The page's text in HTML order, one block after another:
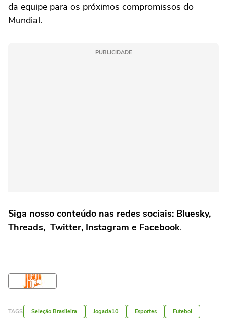
da equipe para os próximos compromissos do
Mundial.
PUBLICIDADE
Siga nosso conteúdo nas redes sociais: Bluesky,
Threads, Twitter, Instagram e Facebook.
TAGS Seleção Brasileira Jogada10 Esportes Futebol